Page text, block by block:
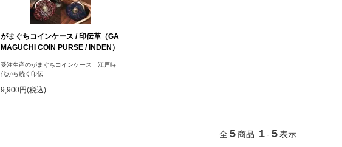
がまぐちコインケース / 印伝革（GA
MAGUCHI COIN PURSE / INDEN）
受注生産のがまぐちコインケース 江戸時
代から続く印伝
9,900円(税込)
全5商品 1- 5表示